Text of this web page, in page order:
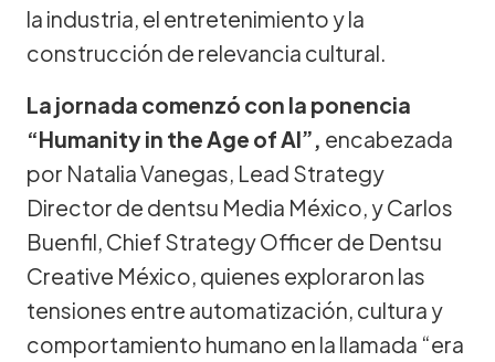
la industria, el entretenimiento y la
construcción de relevancia cultural.
La jornada comenzó con la ponencia
“Humanity in the Age of AI”, encabezada
por Natalia Vanegas, Lead Strategy
Director de dentsu Media México, y Carlos
Buenfil, Chief Strategy Officer de Dentsu
Creative México, quienes exploraron las
tensiones entre automatización, cultura y
comportamiento humano en la llamada “era